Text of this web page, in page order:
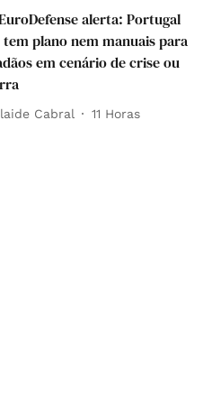
alerta: Portugal
tem plano nem manuais para
em cenário de crise ou
Cabral 11 Horas